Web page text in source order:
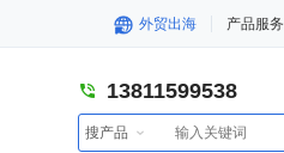
外贸出海 产品服务
13811599538
搜产品